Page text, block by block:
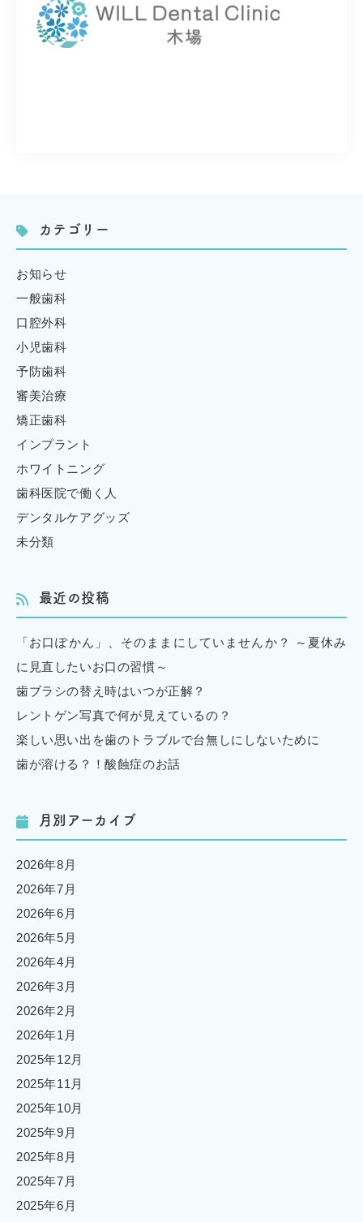
カテゴリー
お知らせ
一般歯科
口腔外科
小児歯科
予防歯科
審美治療
矯正歯科
インプラント
ホワイトニング
歯科医院で働く人
デンタルケアグッズ
未分類
最近の投稿
「お口ぽかん」、そのままにしていませんか？ ～夏休み
に見直したいお口の習慣～
歯ブラシの替え時はいつが正解？
レントゲン写真で何が見えているの？
楽しい思い出を歯のトラブルで台無しにしないために
歯が溶ける？！酸蝕症のお話
月別アーカイブ
2026年8月
2026年7月
2026年6月
2026年5月
2026年4月
2026年3月
2026年2月
2026年1月
2025年12月
2025年11月
2025年10月
2025年9月
2025年8月
2025年7月
2025年6月